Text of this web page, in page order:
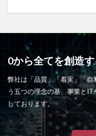
0から全てを創造
弊社は「品質」「着実」「
う五つの理念の基、事業と
しております。